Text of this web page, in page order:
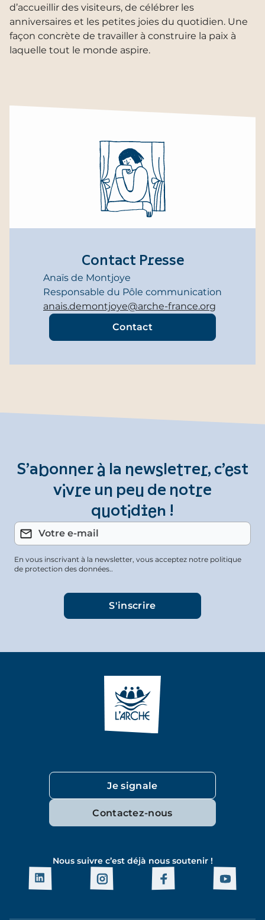
d’accueillir des visiteurs, de célébrer les
anniversaires et les petites joies du quotidien. Une
façon concrète de travailler à construire la paix à
laquelle tout le monde aspire.
Contact Presse
Anaïs de Montjoye
Responsable du Pôle communication
anais.demontjoye@arche-france.org
Contact
S’abonner à la newsletter, c’est
vivre un peu de notre
quotidien !
En vous inscrivant à la newsletter, vous acceptez notre politique
de protection des données..
Je signale
Contactez-nous
Nous suivre c’est déjà nous soutenir !